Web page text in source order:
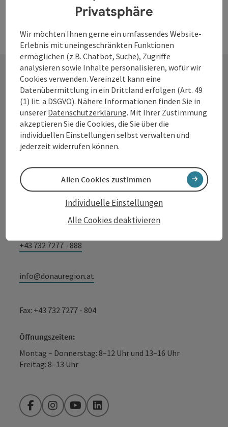
Kontakt
Tourismusverband Donauregion
Oberösterreich
WGD Donau Oberösterreich Tourismus
GmbH
Lindengasse 9
+43 732 7277 - 888
info@donauregion.at
Fax: +43 732 7277 - 804
Öffnungszeiten:
Montag – Donnerstag: 8–12 Uhr und 13–16 Uhr
Freitag: 8–13 Uhr
FacebookInstagramYouTubeLinkedIn
Privatsphäre
Wir möchten Ihnen gerne ein umfassendes Website-
Erlebnis mit uneingeschränkten Funktionen
ermöglichen (z.B. Chatbot, Suche), Zugriffe
analysieren sowie Inhalte personalisieren, wofür wir
Cookies verwenden. Vereinzelt kann eine
Datenübermittlung in ein Drittland erfolgen (Art. 49
(1) lit. a DSGVO). Nähere Informationen finden Sie in
unserer Datenschutzerklärung. Mit Ihrer Zustimmung
akzeptieren Sie die Cookies, die Sie über die
individuellen Einstellungen selbst verwalten und
jederzeit widerrufen können.
Alle Cookies deaktivieren
Individuelle Einstellungen
Allen Cookies zustimmen